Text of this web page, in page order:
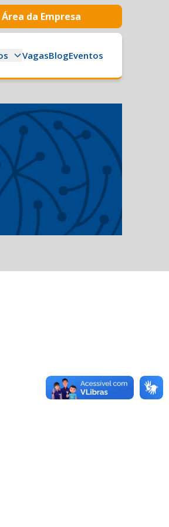
Área da Empresa
VagasBlogEventos